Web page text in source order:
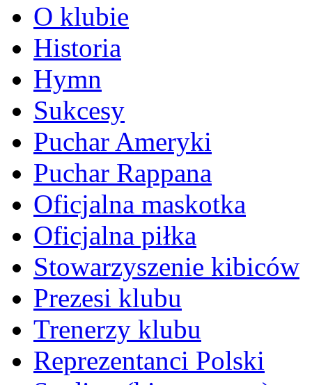
O klubie
Historia
Hymn
Sukcesy
Puchar Ameryki
Puchar Rappana
Oficjalna maskotka
Oficjalna piłka
Stowarzyszenie kibiców
Prezesi klubu
Trenerzy klubu
Reprezentanci Polski